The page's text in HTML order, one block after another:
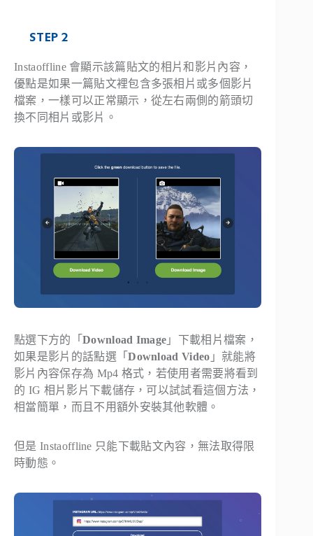
STEP 2
Instaoffline 會顯示該篇貼文的相片和影片內容，
優點是如果一篇貼文裡包含多張相片或多個影片
檔案，一樣可以正常顯示，從左右兩側的箭頭切
換不同相片或影片。
點選下方的「 Download Image 」下載相片檔案，
如果是影片的話點選「Download Video 」就能將
影片內容保存為 Mp4 格式，若使用者需要將看到
的 IG 相片影片下載儲存，可以試試看這個方法，
相當簡單，而且不用額外安裝其他軟體。
但是 Instaoffline 只能下載貼文內容，無法取得限
時動態。